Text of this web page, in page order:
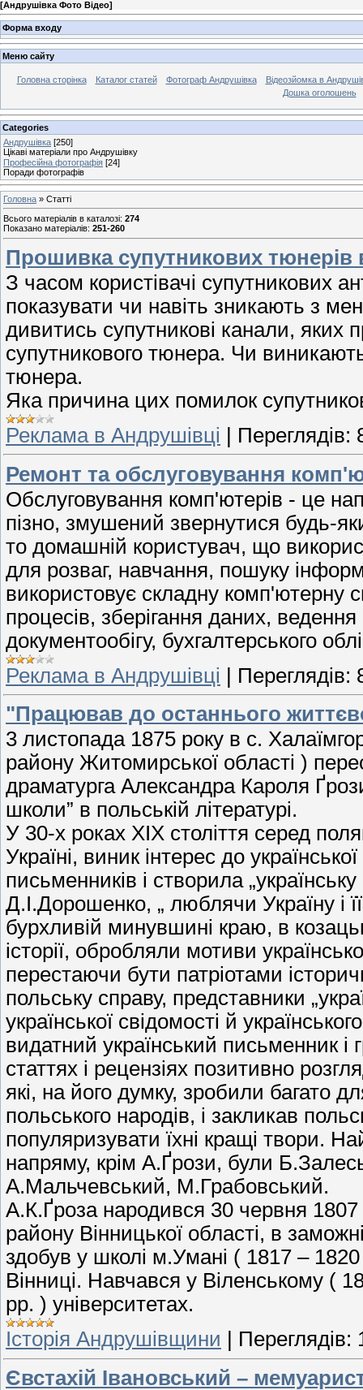
[Андрушівка Фото Відео]
Форма входу
Меню сайту
Головна сторінка Каталог статей Фотограф Андрушівка
Відеозйомка в
Дошка оголошень
Categories
Андрушівка [250]
Цікаві матеріали про Андрушівку
Професійна фотографія [24]
Поради фотографів
Головна » Статті
Всього матеріалів в каталозі: 274
Показано матеріалів: 251-260
Прошивка супутникових тюнерів
З часом користівачі супутникових
показувати чи навіть зникають з
дивитись супутникові канали,
супутникового тюнера. Чи
тюнера.
Яка причина цих помилок
Реклама в Андрушівці
Переглядів:
Ремонт та обслуговування
Обслуговування комп'ютерів - це
пізно, змушений звернутися будь-
то домашній користувач, що
для розваг, навчання, пошуку
використовує складну комп'ютерну
процесів, зберігання даних, ведення
документообігу, бухгалтерського
Реклама в Андрушівці | Переглядів:
"Працював до останнього
3 листопада 1875 року в с.
району Житомирської області )
драматурга Александра Кароля
школи” в польській літературі.
У 30-х роках XIX століття серед
Україні, виник інтерес до
письменників і створила
Д.І.Дорошенко, „ люблячи Україну і
бурхливій минувшині краю, в
історії, обробляли мотиви
перестаючи бути патріотами
польську справу, представники
української свідомості й
видатний український письменник і
статтях і рецензіях позитивно
які, на його думку, зробили багато
польського народів, і закликав
популяризувати їхні кращі твори.
напряму, крім А.Ґрози, були
А.Мальчевський, М.Грабовський.
А.К.Ґроза народився 30 червня 1807
району Вінницької області, в
здобув у школі м.Умані ( 1817 –
Вінниці. Навчався у Віленському (
рр. ) університетах.
Історія Андрушівщини
Переглядів:
Євстахій Івановський –